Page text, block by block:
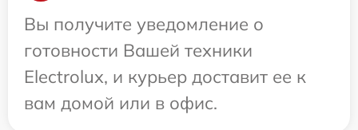
Вы получите уведомление о
готовности Вашей техники
Electrolux, и курьер доставит ее к
вам домой или в офис.